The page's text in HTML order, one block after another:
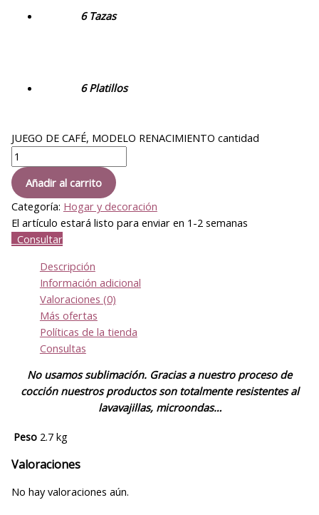
6 Tazas
6 Platillos
JUEGO DE CAFÉ, MODELO RENACIMIENTO cantidad
Añadir al carrito
Categoría: Hogar y decoración
El artículo estará listo para enviar en 1-2 semanas
Consultar
Descripción
Información adicional
Valoraciones (0)
Más ofertas
Políticas de la tienda
Consultas
No usamos sublimación. Gracias a nuestro proceso de
cocción nuestros productos son totalmente resistentes al
lavavajillas, microondas…
Peso 2.7 kg
Valoraciones
No hay valoraciones aún.